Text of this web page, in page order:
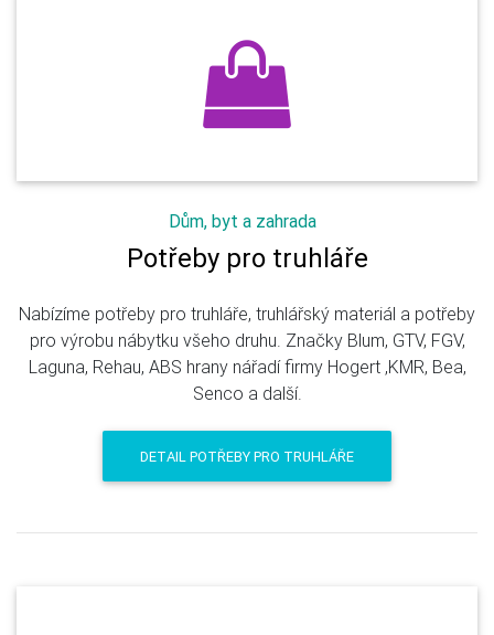
Dům, byt a zahrada
Potřeby pro truhláře
Nabízíme potřeby pro truhláře, truhlářský materiál a potřeby
pro výrobu nábytku všeho druhu. Značky Blum, GTV, FGV,
Laguna, Rehau, ABS hrany nářadí firmy Hogert ,KMR, Bea,
Senco a další.
DETAIL POTŘEBY PRO TRUHLÁŘE